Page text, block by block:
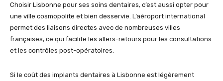
Choisir Lisbonne pour ses soins dentaires, c’est aussi opter pour
une ville cosmopolite et bien desservie. L’aéroport international
permet des liaisons directes avec de nombreuses villes
françaises, ce qui facilite les allers-retours pour les consultations
et les contrôles post-opératoires.
Si le coût des implants dentaires à Lisbonne est légèrement